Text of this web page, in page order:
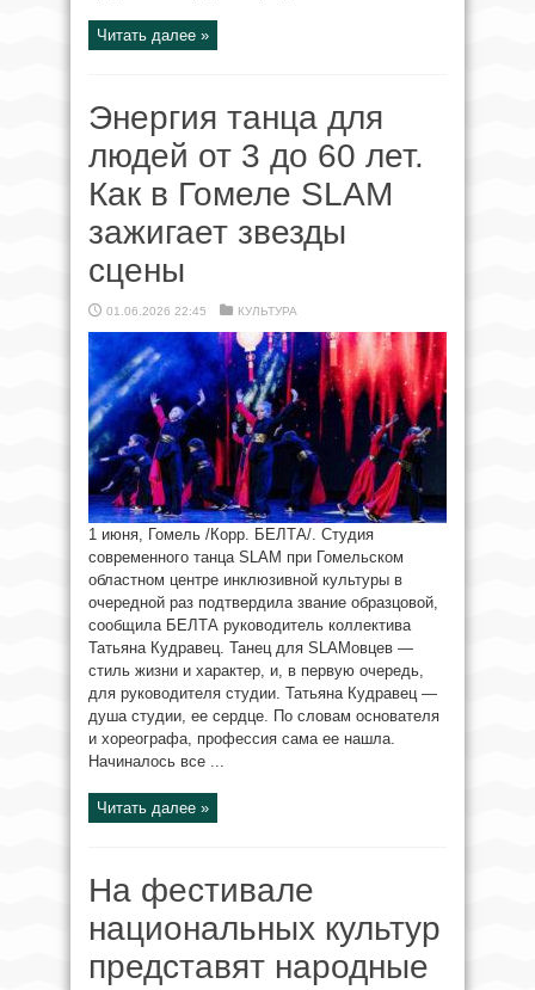
Читать далее »
Энергия танца для
людей от 3 до 60 лет.
Как в Гомеле SLAM
зажигает звезды
сцены
01.06.2026 22:45 КУЛЬТУРА
1 июня, Гомель /Корр. БЕЛТА/. Студия
современного танца SLAM при Гомельском
областном центре инклюзивной культуры в
очередной раз подтвердила звание образцовой,
сообщила БЕЛТА руководитель коллектива
Татьяна Кудравец. Танец для SLAMовцев —
стиль жизни и характер, и, в первую очередь,
для руководителя студии. Татьяна Кудравец —
душа студии, ее сердце. По словам основателя
и хореографа, профессия сама ее нашла.
Начиналось все ...
Читать далее »
На фестивале
национальных культур
представят народные